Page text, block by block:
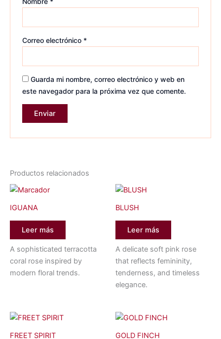
Correo electrónico *
Guarda mi nombre, correo electrónico y web en
este navegador para la próxima vez que comente.
Productos relacionados
IGUANA
Leer más
A sophisticated terracotta
coral rose inspired by
modern floral trends.
BLUSH
Leer más
A delicate soft pink rose
that reflects femininity,
tenderness, and timeless
elegance.
FREET SPIRIT GOLD FINCH